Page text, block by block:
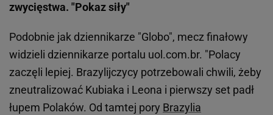
zwycięstwa. "Pokaz siły"
Podobnie jak dziennikarze "Globo", mecz finałowy
widzieli dziennikarze portalu uol.com.br. "Polacy
zaczęli lepiej. Brazylijczycy potrzebowali chwili, żeby
zneutralizować Kubiaka i Leona i pierwszy set padł
łupem Polaków. Od tamtej pory Brazylia